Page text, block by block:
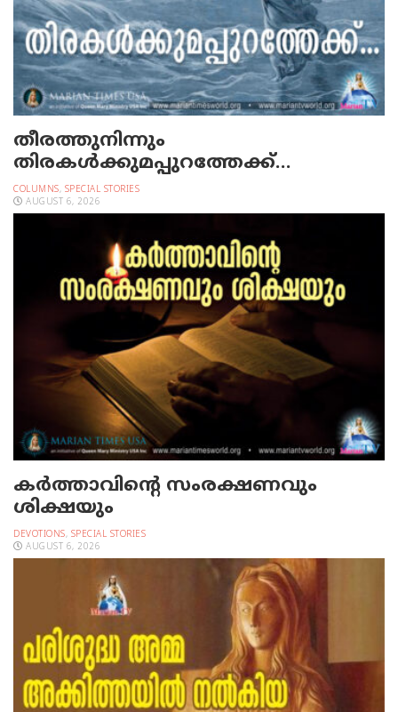
തീരത്തുനിന്നും
തിരകള്‍ക്കുമപ്പുറത്തേക്ക്…
COLUMNS, SPECIAL STORIES
AUGUST 6, 2026
കർത്താവിന്റെ സംരക്ഷണവും
ശിക്ഷയും
DEVOTIONS, SPECIAL STORIES
AUGUST 6, 2026